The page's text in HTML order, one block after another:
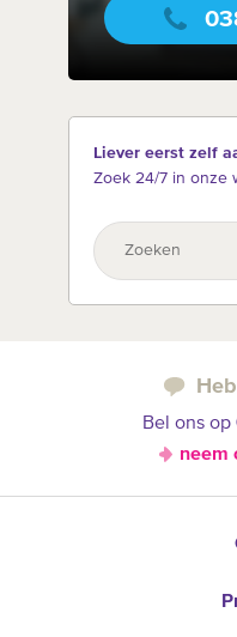
Liever eerst zelf
Zoek 24/7 in onze
Bel ons op
neem